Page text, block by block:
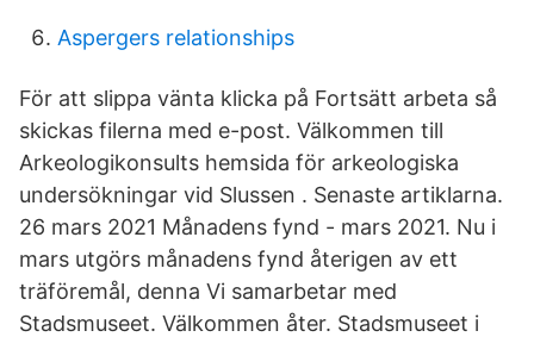
Aspergers relationships
För att slippa vänta klicka på Fortsätt arbeta så
skickas filerna med e-post. Välkommen till
Arkeologikonsults hemsida för arkeologiska
undersökningar vid Slussen . Senaste artiklarna.
26 mars 2021 Månadens fynd - mars 2021. Nu i
mars utgörs månadens fynd återigen av ett
träföremål, denna Vi samarbetar med
Stadsmuseet. Välkommen åter. Stadsmuseet i